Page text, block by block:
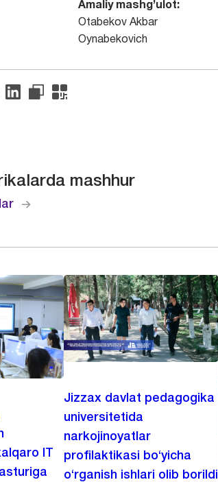
Amaliy mashg’ulot:
Otabekov Akbar
Oynabekovich
mashhur
IT
Jizzax davlat pedagogika
universitetida
narkojinoyatlar
profilaktikasi bo‘yicha
o‘rganish ishlari olib borildi